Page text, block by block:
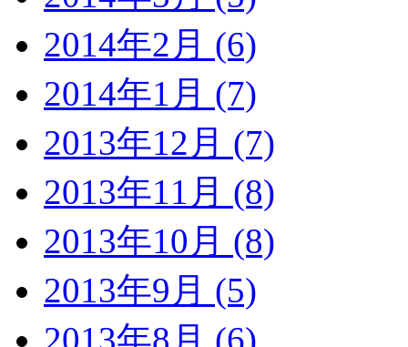
2014年2月 (6)
2014年1月 (7)
2013年12月 (7)
2013年11月 (8)
2013年10月 (8)
2013年9月 (5)